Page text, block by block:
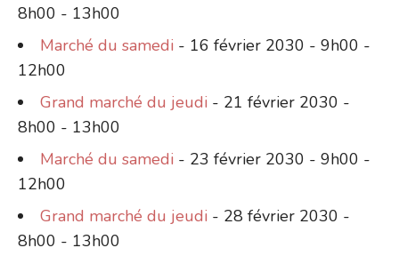
8h00 - 13h00
Marché du samedi - 16 février 2030 - 9h00 -
12h00
Grand marché du jeudi - 21 février 2030 -
8h00 - 13h00
Marché du samedi - 23 février 2030 - 9h00 -
12h00
Grand marché du jeudi - 28 février 2030 -
8h00 - 13h00